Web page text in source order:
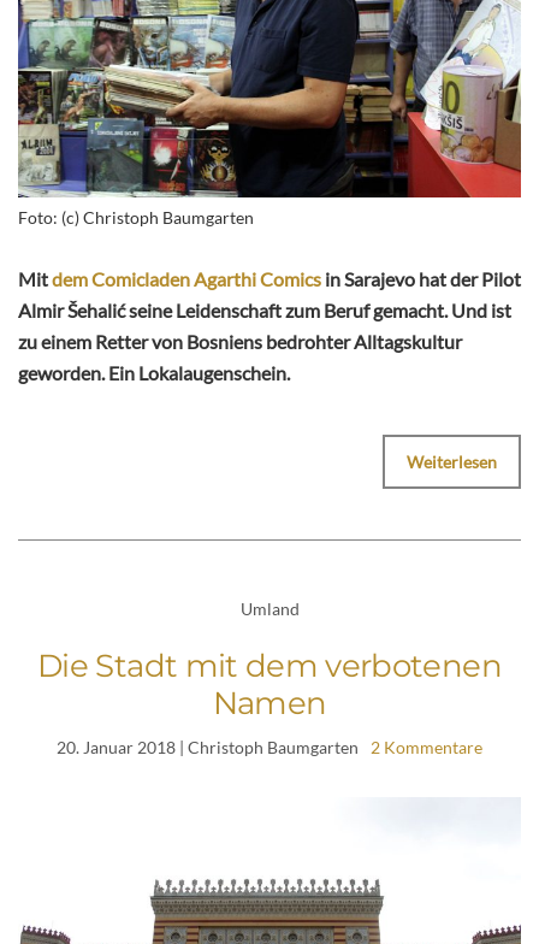
Foto: (c) Christoph Baumgarten
Mitdem Comicladen Agarthi Comics in Sarajevo hat der Pilot
Almir Šehalić seine Leidenschaft zum Beruf gemacht. Und ist
zu einem Retter von Bosniens bedrohter Alltagskultur
geworden. Ein Lokalaugenschein.
Weiterlesen
Umland
Die Stadt mit dem verbotenen
Namen
20. Januar 2018 | Christoph Baumgarten 2 Kommentare